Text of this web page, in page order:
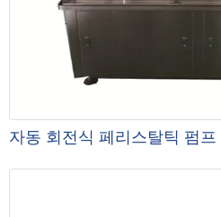
자동 회전식 페리스탈틱 펌프